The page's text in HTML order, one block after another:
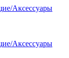
Аксессуары
Аксессуары